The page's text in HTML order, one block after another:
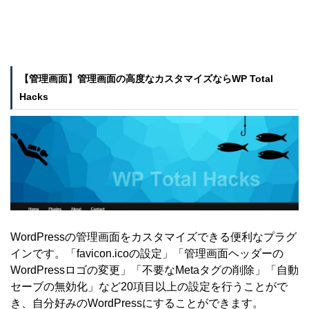
【管理画面】管理画面の高度なカスタマイズならWP Total
Hacks
WordPressの管理画面をカスタマイズできる便利なプラグ
インです。「favicon.icoの設定」「管理画面ヘッダーの
WordPressロゴの変更」「不要なMetaタグの削除」「自動
セーブの無効化」など20項目以上の設定を行うことがで
き、自分好みのWordPressにすることができます。